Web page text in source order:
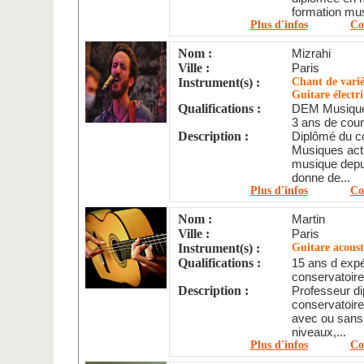
formation
Plus d'infos
Nom :
Mizrahi
Ville :
Paris
Instrument(s) :
Chant de
Guitare
Qualifications :
DEM
3 ans de
Description :
Diplômé du
Musiques
musique
donne de...
Plus d'infos
Nom :
Martin
Ville :
Paris
Instrument(s) :
Guitare
Qualifications :
15 ans d
Description :
Professeur
avec ou
niveaux,...
Plus d'infos